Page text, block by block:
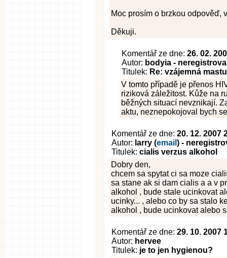
Moc prosím o brzkou odpověď,
Děkuji.
Komentář ze dne: 26. 02.
Autor: bodyia -
Titulek: Re: vzájemná
V tomto případě je přenos
riziková záležitost. Kůže na
běžných situací nevznikají.
aktu, neznepokojoval bych
Komentář ze dne: 20. 12. 2007
Autor: larry (email ) -
Titulek: cialis verzus alkohol
Dobry den,
chcem sa spytat ci sa moze
sa stane ak si dam cialis a a v
alkohol , bude stale ucinkovat
ucinky... , alebo co by sa stalo
alkohol , bude ucinkovat alebo
Komentář ze dne: 29. 10. 2007
Autor: hervee
Titulek: je to jen hygienou?